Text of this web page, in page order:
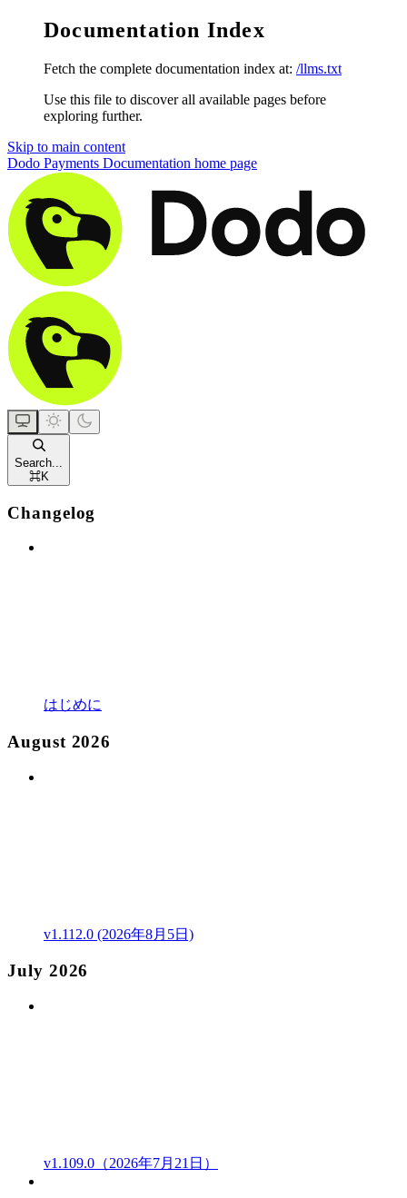
Documentation Index
Fetch the complete documentation index at: /llms.txt
Use this file to discover all available pages before
exploring further.
Skip to main content
Dodo Payments Documentation home page
Search...
⌘K
Changelog
はじめに
August 2026
v1.112.0 (2026年8月5日)
July 2026
v1.109.0（2026年7月21日）